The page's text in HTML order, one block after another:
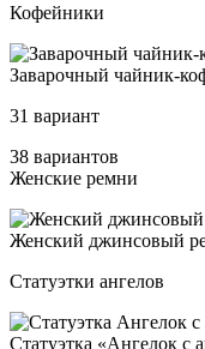
Кофейники
Зава­роч­ный чай­ник-
31 вариант
38 вариантов
Женские ремни
Жен­ский джин­со­вый
Статуэтки ангелов
Ста­ту­эт­ка «Анге­лок с